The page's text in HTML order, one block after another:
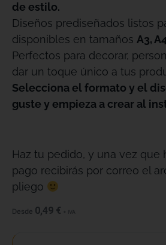
de estilo.
Diseños prediseñados listos
disponibles en tamaños A3,
Perfectos para decorar,
dar un toque único a tus
Selecciona el formato y el
guste y empieza a crear al
Haz tu pedido, y una vez que
pago recibirás por correo el
pliego
Desde 0,49 € + IVA